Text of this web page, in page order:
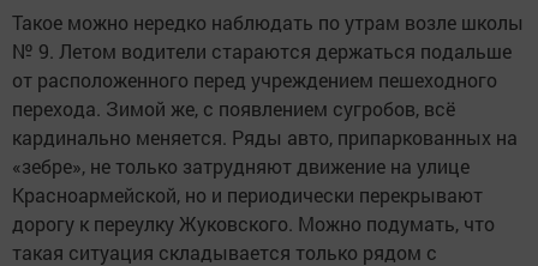
Такое можно нередко наблюдать по утрам возле школы
№ 9. Летом водители стараются держаться подальше
от расположенного перед учреждением пешеходного
перехода. Зимой же, с появлением сугробов, всё
кардинально меняется. Ряды авто, припаркованных на
«зебре», не только затрудняют движение на улице
Красноармейской, но и периодически перекрывают
дорогу к переулку Жуковского. Можно подумать, что
такая ситуация складывается только рядом с